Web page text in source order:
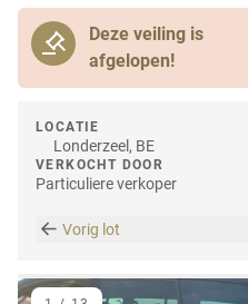
Deze veiling is
afgelopen!
LOCATIE
Londerzeel, BE
VERKOCHT DOOR
Particuliere verkoper
Vorig lot